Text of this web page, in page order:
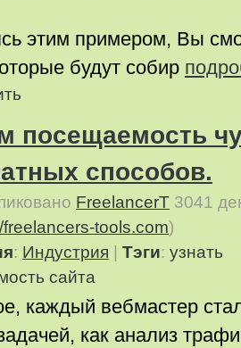
этим примером, Вы
будут собир
посещаемость
способов.
FreelancerT 3041
freelancers-tools.com)
: Индустрия Тэги: узнать
сайта
каждый вебмастер
как анализ